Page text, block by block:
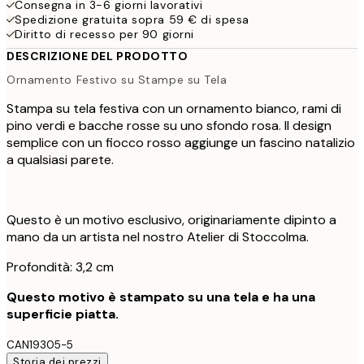
Consegna in 3-6 giorni lavorativi
Spedizione gratuita sopra 59 € di spesa
Diritto di recesso per 90 giorni
DESCRIZIONE DEL PRODOTTO
Ornamento Festivo su Stampe su Tela
Stampa su tela festiva con un ornamento bianco, rami di
pino verdi e bacche rosse su uno sfondo rosa. Il design
semplice con un fiocco rosso aggiunge un fascino natalizio
a qualsiasi parete.
Questo è un motivo esclusivo, originariamente dipinto a
mano da un artista nel nostro Atelier di Stoccolma.
Profondità: 3,2 cm
Questo motivo è stampato su una tela e ha una
superficie piatta.
CAN19305-5